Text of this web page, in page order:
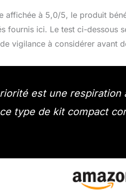
affichée à 5,0/5, le produit
fournis ici. Le test ci-
vigilance à considérer avant
est une
type de kit compact